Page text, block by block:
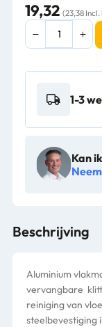
19,32 (23,38
Vlakmopframe
23cm
voor
03030448
aantal
1-3
Kan
Beschrijving
Aluminium
vervangbare
reiniging van
steelbevestiging